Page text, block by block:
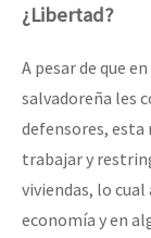
¿Libertad?
A pesar de que
salvadoreña les
defensores, esta
trabajar y
viviendas, lo
economía y en